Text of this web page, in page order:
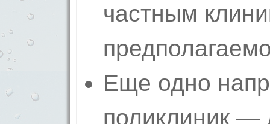
частным
Еще одно
поликлиник —